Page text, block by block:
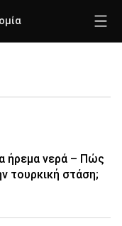
ήρεμα νερά – Πώς
τουρκική στάση;